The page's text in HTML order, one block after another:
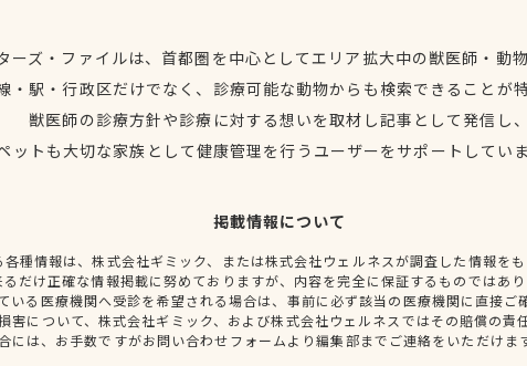
ーズ・ファイルは、首都圏を中心としてエリア拡大中の獣医師・動
・駅・行政区だけでなく、診療可能な動物からも検索できることが
獣医師の診療方針や診療に対する想いを取材し記事として発信し
ットも大切な家族として健康管理を行うユーザーをサポートしてい
掲載情報について
各種情報は、株式会社ギミック、または株式会社ウェルネスが調査した情報を
るだけ正確な情報掲載に努めておりますが、内容を完全に保証するものではあ
いる医療機関へ受診を希望される場合は、事前に必ず該当の医療機関に直接ご
害について、株式会社ギミック、および株式会社ウェルネスではその賠償の責
には、お手数ですがお問い合わせフォームより編集部までご連絡をいただけま